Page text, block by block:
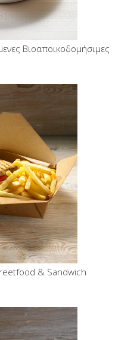
Βιοαποικοδομήσιμες
& Sandwich